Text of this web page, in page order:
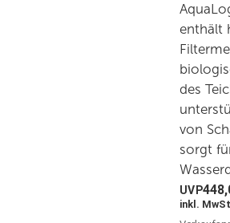
enthält
des
von
sorgt
inkl.